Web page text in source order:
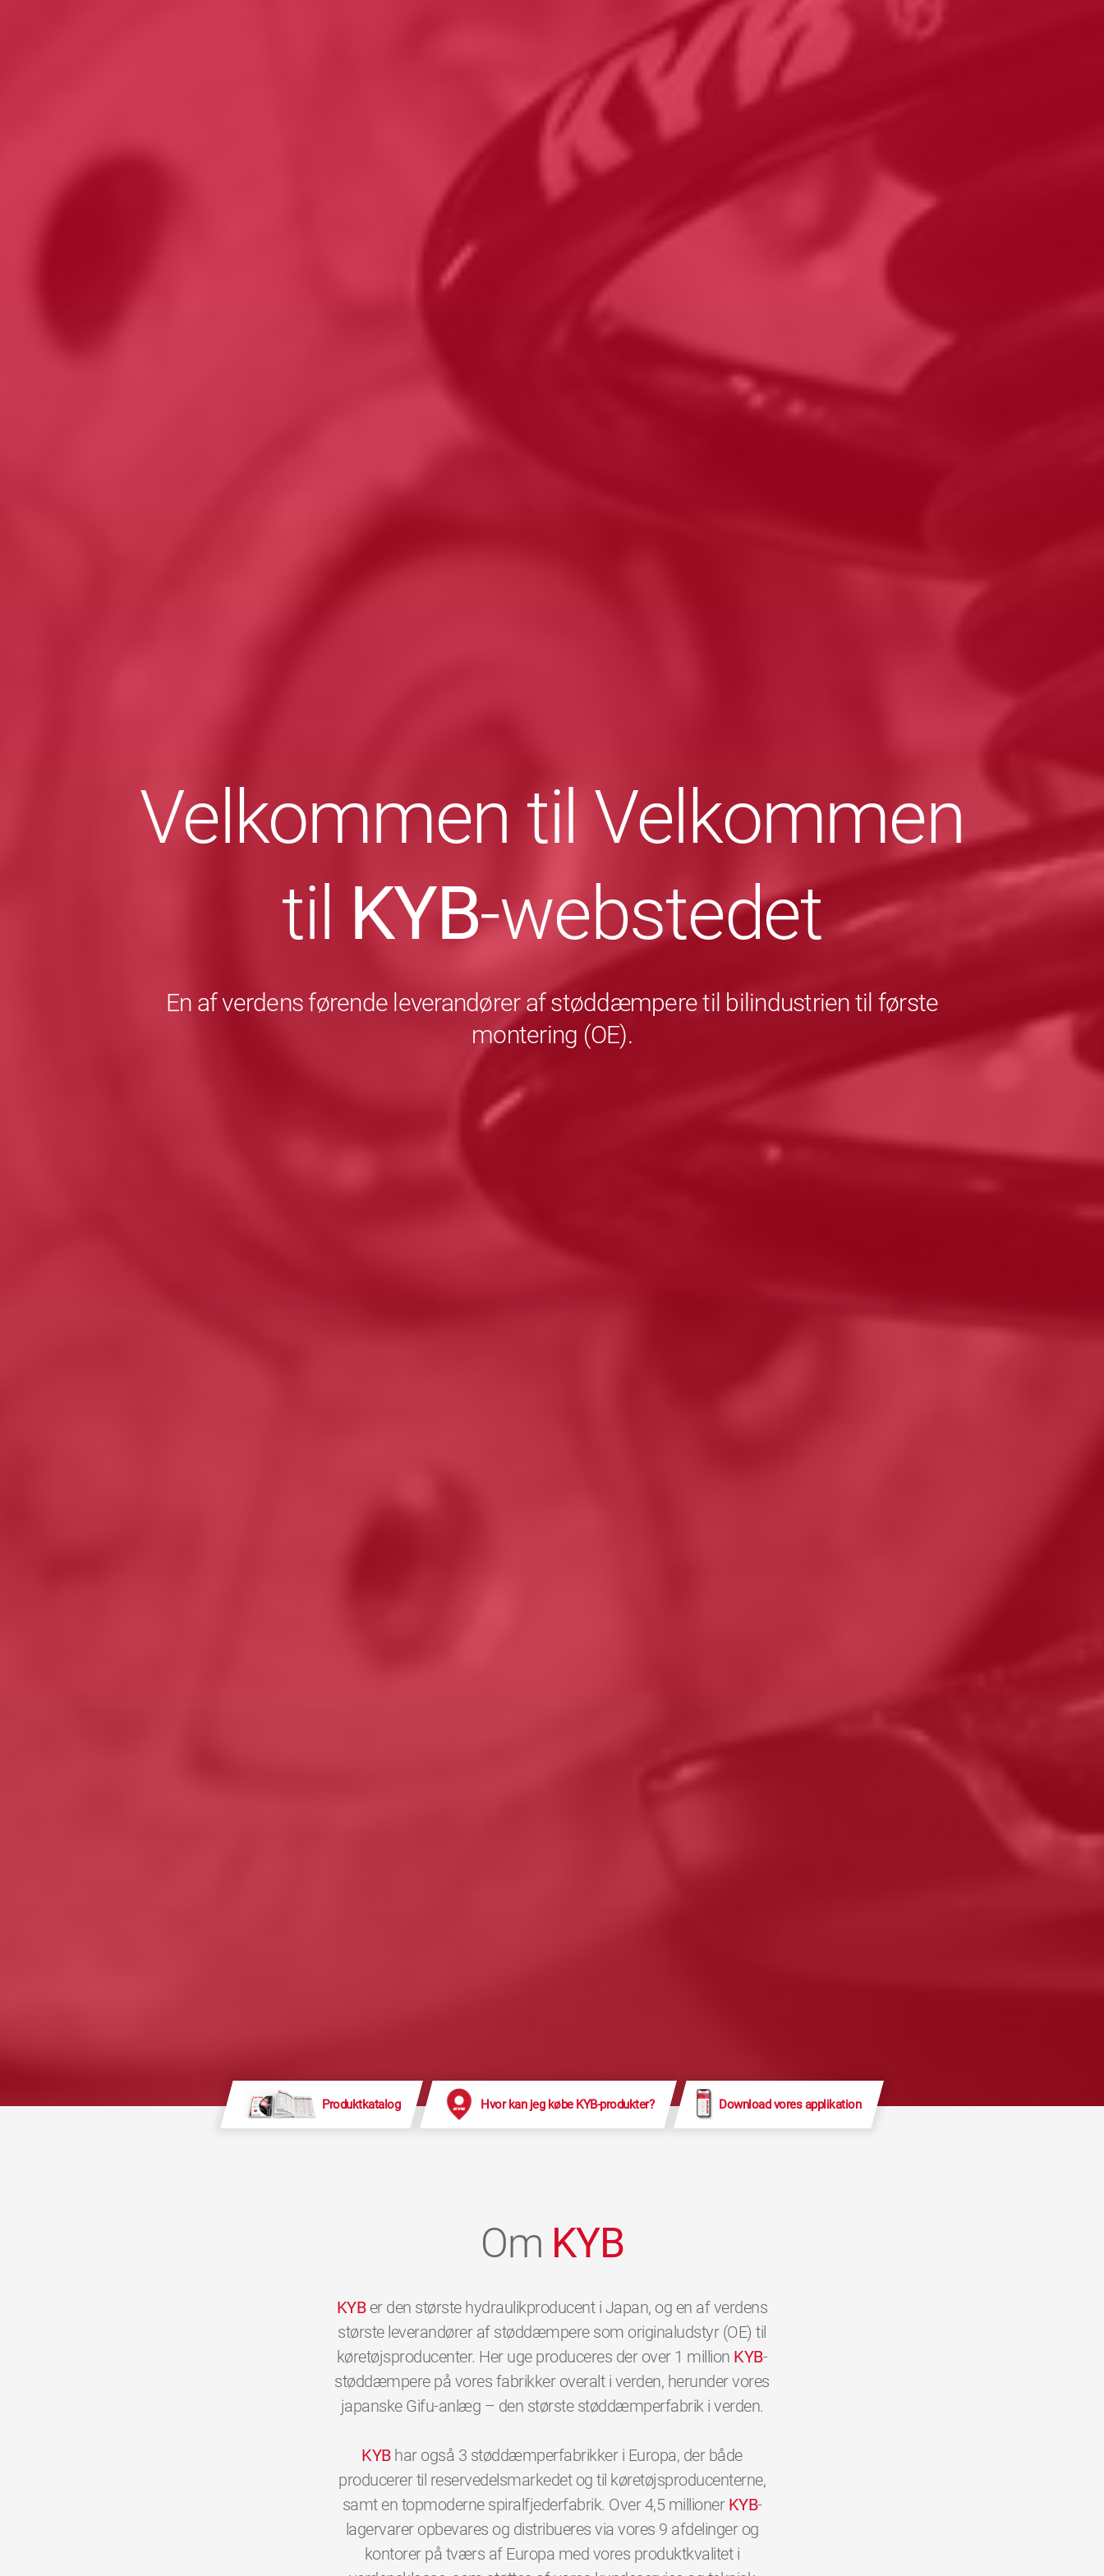
Velkommen til Velkommen
til KYB-webstedet
En af verdens førende leverandører af støddæmpere til bilindustrien til første
montering (OE).
Produktkatalog Hvor kan jeg købe KYB-produkter? Download vores applikation
Om KYB
KYBer den største hydraulikproducent i Japan, og en af verdens
største leverandører af støddæmpere som originaludstyr (OE) til
køretøjsproducenter. Her uge produceres der over 1 million KYB-
støddæmpere på vores fabrikker overalt i verden, herunder vores
japanske Gifu-anlæg – den største støddæmperfabrik i verden.
KYBhar også 3 støddæmperfabrikker i Europa, der både
producerer til reservedelsmarkedet og til køretøjsproducenterne,
samt en topmoderne spiralfjederfabrik. Over 4,5 millioner KYB-
lagervarer opbevares og distribueres via vores 9 afdelinger og
kontorer på tværs af Europa med vores produktkvalitet i